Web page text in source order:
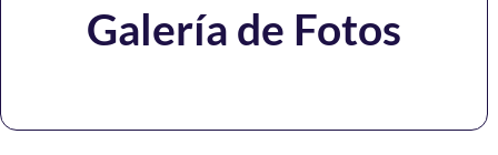
Galería de Fotos